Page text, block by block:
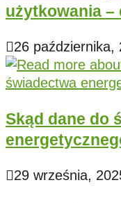
użytkowania –
26 października,
Skąd dane do
29 września,